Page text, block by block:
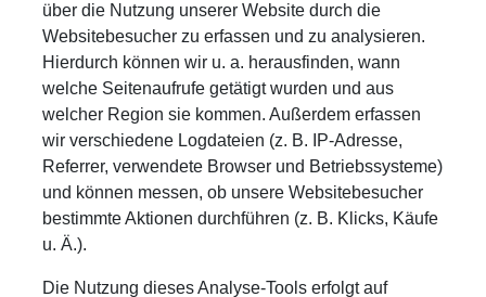
über die Nutzung unserer Website durch die
Websitebesucher zu erfassen und zu analysieren.
Hierdurch können wir u. a. herausfinden, wann
welche Seitenaufrufe getätigt wurden und aus
welcher Region sie kommen. Außerdem erfassen
wir verschiedene Logdateien (z. B. IP-Adresse,
Referrer, verwendete Browser und Betriebssysteme)
und können messen, ob unsere Websitebesucher
bestimmte Aktionen durchführen (z. B. Klicks, Käufe
u. Ä.).
Die Nutzung dieses Analyse-Tools erfolgt auf